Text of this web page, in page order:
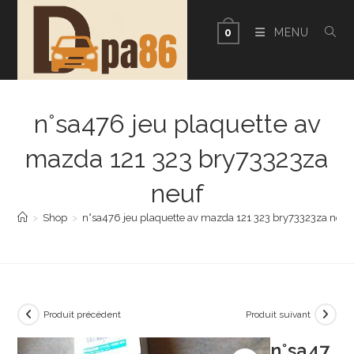
0 MENU
n°sa476 jeu plaquette av
mazda 121 323 bry73323za
neuf
> Shop > n°sa476 jeu plaquette av mazda 121 323 bry73323za neuf
Produit précédent Produit suivant